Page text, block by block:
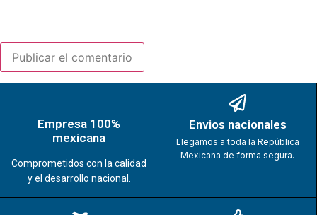
Empresa 100%
mexicana
Comprometidos con la calidad
y el desarrollo nacional.
Envios nacionales
Llegamos a toda la República
Mexicana de forma segura.